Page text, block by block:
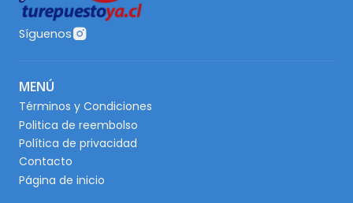
Síguenos
MENÚ
Términos y Condiciones
Politica de reembolso
Política de privacidad
Contacto
Página de inicio